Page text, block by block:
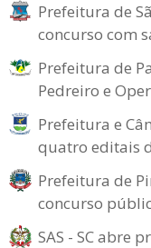
Prefeitura de
concurso com
Prefeitura de
Pedreiro e
Prefeitura e
quatro editais
Prefeitura de
concurso
SAS - SC abre